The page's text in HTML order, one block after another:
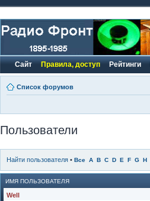
Сайт Правила, доступ Рейтинги
Список форумов
Пользователи
Найти пользователя • Все A B C D E F G H
ИМЯ ПОЛЬЗОВАТЕЛЯ
Well